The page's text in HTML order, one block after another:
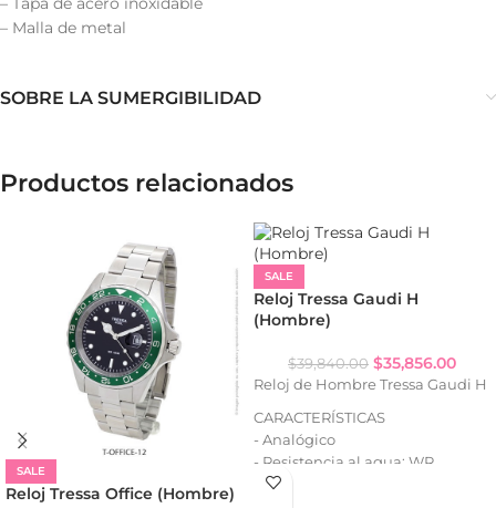
– Malla de metal
SOBRE LA SUMERGIBILIDAD
Productos relacionados
SALE
Reloj Tressa Office (Hombre)
SALE
Reloj Tressa Gaudi H
(Hombre)
$39,840.00 $35,856.00
Reloj de Hombre Tressa Gaudi H
CARACTERÍSTICAS
- Analógico
- Resistencia al agua: WR
- Caja de metal